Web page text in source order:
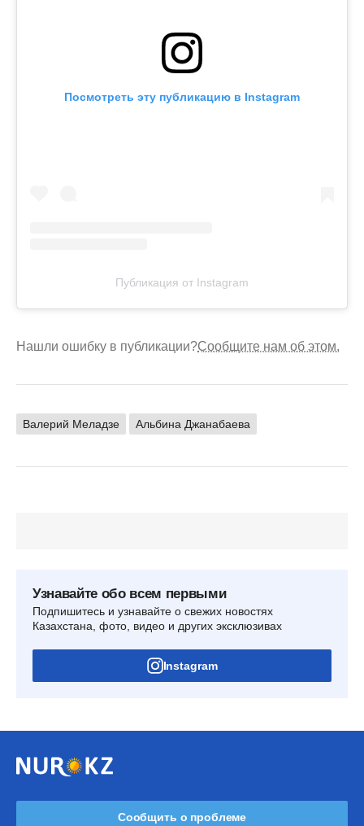
Посмотреть эту публикацию в Instagram
Публикация от Instagram
Нашли ошибку в публикации?Сообщите нам об этом.
Валерий Меладзе Альбина Джанабаева
Узнавайте обо всем первыми
Подпишитесь и узнавайте о свежих новостях
Казахстана, фото, видео и других эксклюзивах
Instagram
Сообщить о проблеме